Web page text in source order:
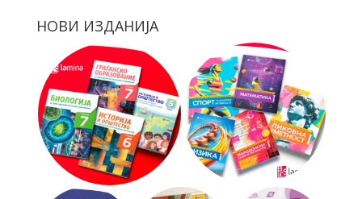
НОВИ ИЗДАНИЈА